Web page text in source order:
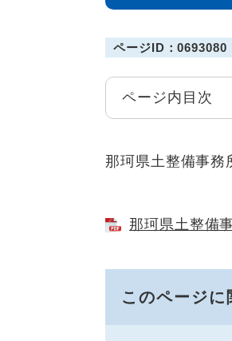
ページID：0693080
ページ内目次
那珂県土整備事務
那珂県土整備
このページ